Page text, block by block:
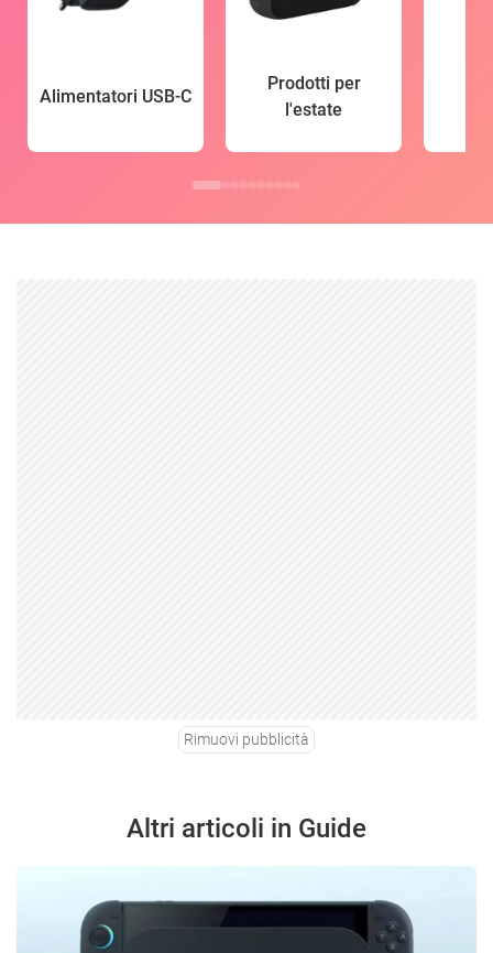
Alimentatori USB-C
Prodotti per
l'estate
Rimuovi pubblicità
Altri articoli in Guide